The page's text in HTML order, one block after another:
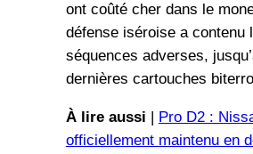
ont coûté cher dans le
défense iséroise a contenu
séquences adverses,
dernières cartouches
À lire aussi
Pro D2 :
officiellement maintenu en